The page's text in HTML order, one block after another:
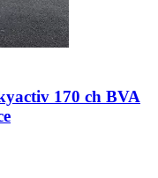
170 ch BVA